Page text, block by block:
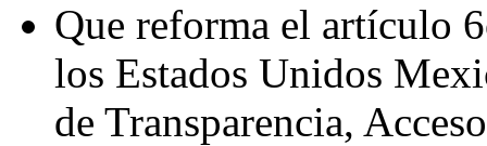
Que reforma el artículo
los Estados Unidos
de Transparencia,